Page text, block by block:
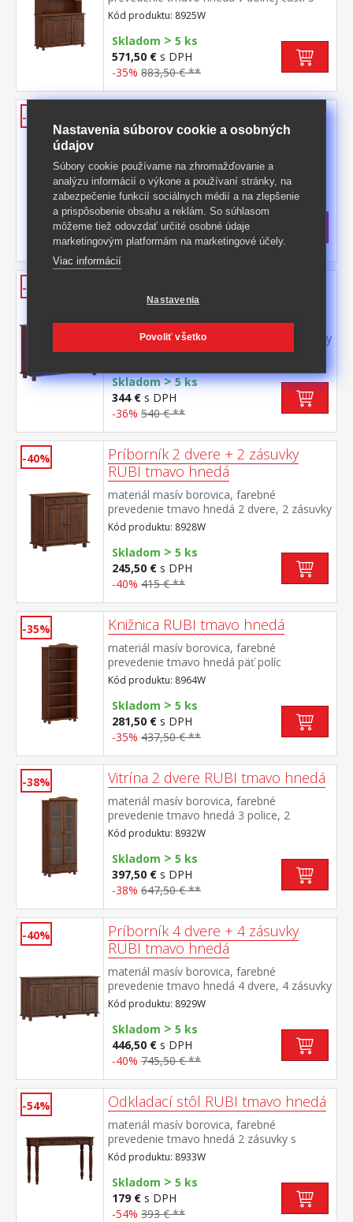
dvere, 3 zásuvky s kovovými pojazdmi v
hornej časti dvoje presklené dvere
Kód produktu: 8925W
Skladom > 5 ks
571,50 € s DPH
-35% 883,50 € **
-35%
RUBI tmavo hnedá
prevedenie tmavo hnedá v dolnej časti 2
dvere, 2 zásuvky s kovovými pojazdmi v
hornej časti dvoje presklené dvere
Kód produktu: 8926W
Skladom > 5 ks
446,50 €s DPH
-35% 692 € **
-36%
RUBI tmavo hnedá
materiál masív borovica, farebné
prevedenie tmavo hnedá 3 dvere, 3 zásuvky
s kovovými pojazdmi, 1 polica
Kód produktu: 8927W
Skladom>5 ks
344 € s DPH
-36% 540 € **
-40%
Príborník 2 dvere + 2 zásuvky
RUBI tmavo hnedá
materiál masív borovica, farebné
prevedenie tmavo hnedá 2 dvere, 2 zásuvky
s kovovými pojazdmi, 1 polica
Kód produktu: 8928W
Skladom > 5 ks
245,50 € s DPH
-40% 415 € **
-35% Knižnica RUBI tmavo hnedá
materiál masív borovica, farebné
prevedenie tmavo hnedá päť políc
Kód produktu: 8964W
Skladom > 5 ks
281,50 € s DPH
-35% 437,50 € **
-38% Vitrína 2 dvere RUBI tmavo hnedá
materiál masív borovica, farebné
prevedenie tmavo hnedá 3 police, 2
presklené dvere široká zásuvka s kovovými
pojazdmi
Kód produktu: 8932W
Skladom > 5 ks
397,50 € s DPH
-38% 647,50 € **
-40%
Príborník 4 dvere + 4 zásuvky
RUBI tmavo hnedá
materiál masív borovica, farebné
prevedenie tmavo hnedá 4 dvere, 4 zásuvky
s kovovými pojazdmi, 2 police
Kód produktu: 8929W
Skladom > 5 ks
446,50 € s DPH
-40% 745,50 € **
-54% Odkladací stôl RUBI tmavo hnedá
materiál masív borovica, farebné
prevedenie tmavo hnedá 2 zásuvky s
kovovými pojazdmi
Kód produktu: 8933W
Skladom > 5 ks
179 € s DPH
-54% 393 € **
Nastavenia súborov cookie a osobných
údajov
Súbory cookie používame na zhromažďovanie a
analýzu informácií o výkone a používaní stránky, na
zabezpečenie funkcií sociálnych médií a na zlepšenie
a prispôsobenie obsahu a reklám. So súhlasom
môžeme tiež odovzdať určité osobné údaje
marketingovým platformám na marketingové účely.
Viac informácií
Nastavenia
Povoliť všetko